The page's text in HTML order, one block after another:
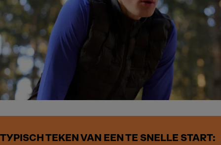
TYPISCH TEKEN VAN EEN TE SNELLE START: